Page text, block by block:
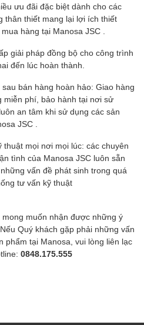
ưu đãi đặc biệt dành cho các
thân thiết mang lại lợi ích thiết
hàng tại Manosa JSC .
giải pháp đồng bộ cho công trình
đến lúc hoàn thành.
bán hàng hoàn hảo: Giao hàng
phí, bảo hành tại nơi sử
an tâm khi sử dụng các sản
JSC .
mọi nơi mọi lúc: các chuyên
tình của Manosa JSC luôn sẵn
vấn đề phát sinh trong quá
tư vấn kỹ thuật
muốn nhận được những ý
Quý khách gặp phải những vấn
phẩm tại Manosa, vui lòng liên lạc
0848.175.555